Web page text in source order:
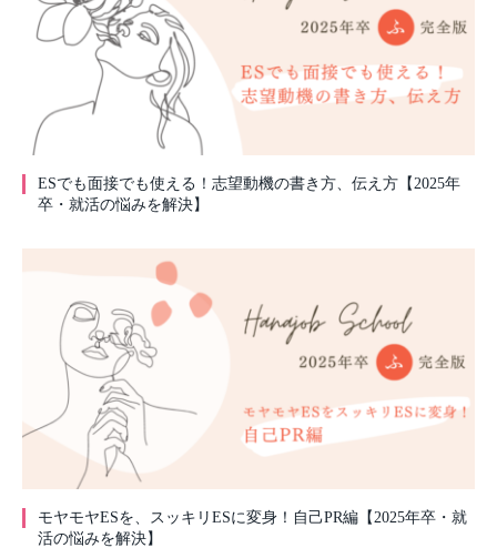
ESでも面接でも使える！志望動機の書き方、伝え方【2025年
卒・就活の悩みを解決】
モヤモヤESを、スッキリESに変身！自己PR編【2025年卒・就
活の悩みを解決】